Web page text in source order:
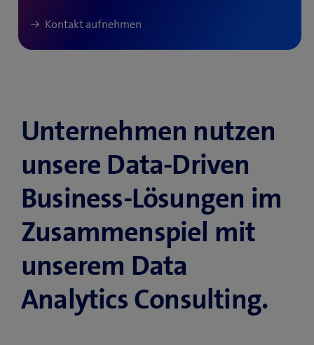
Unternehmen nutzen
unsere Data-Driven
Business-Lösungen im
Zusammenspiel mit
unserem Data
Analytics Consulting.